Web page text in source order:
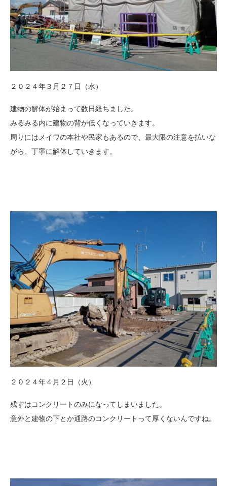
２０２４年３月２７日（水）
建物の解体が始まって数日経ちました。
みるみる内に建物の背が低くなっていきます。
周りにはメイワの本社や民家もあるので、最大限の注意を払いな
がら、丁寧に解体していきます。
２０２４年４月２日（火）
残すはコンクリートのみになってしまいました。
意外と建物の下とか通路のコンクリートって厚くないんですね。